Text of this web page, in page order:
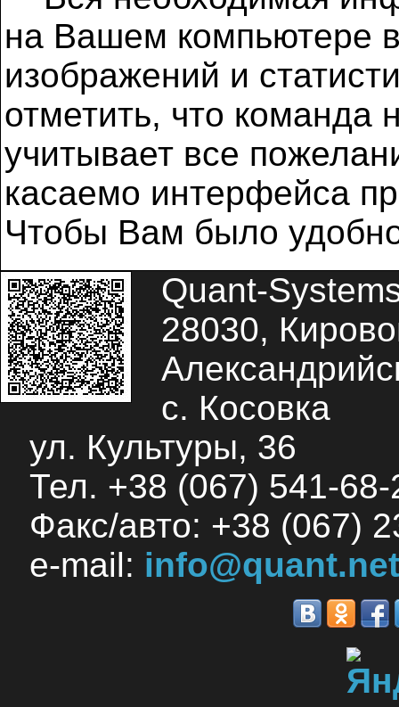
на Вашем компьютере
изображений и
отметить, что команда
учитывает все
касаемо интерфейса
Чтобы Вам было
Quant-
28030,
с. Косовка
ул. Культуры, 36
Тел. +38 (067) 541-
Факс/авто: +38 (067)
e-mail: